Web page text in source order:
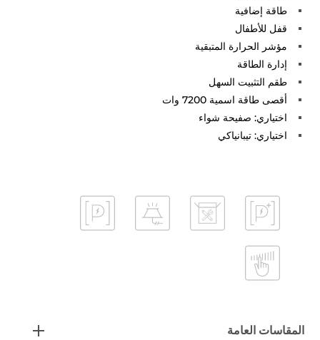
طاقة إضافية
قفل للأطفال
مؤشر الحرارة المتبقية
إدارة الطاقة
طقم التثبيت السهل
أقصى طاقة اسمية 7200 وات
اختياري: صفيحة شواء
اختياري: تيبانياكي
المقاسات العامة